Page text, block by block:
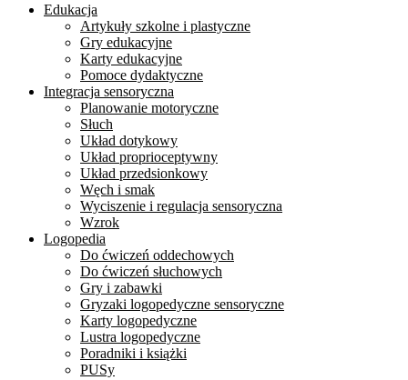
Edukacja
Artykuły szkolne i plastyczne
Gry edukacyjne
Karty edukacyjne
Pomoce dydaktyczne
Integracja sensoryczna
Planowanie motoryczne
Słuch
Układ dotykowy
Układ proprioceptywny
Układ przedsionkowy
Węch i smak
Wyciszenie i regulacja sensoryczna
Wzrok
Logopedia
Do ćwiczeń oddechowych
Do ćwiczeń słuchowych
Gry i zabawki
Gryzaki logopedyczne sensoryczne
Karty logopedyczne
Lustra logopedyczne
Poradniki i książki
PUSy